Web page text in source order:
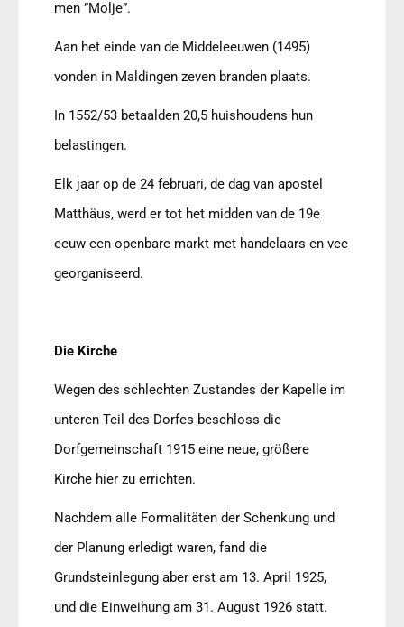
men ”Molje”.
Aan het einde van de Middeleeuwen (1495)
vonden in Maldingen zeven branden plaats.
In 1552/53 betaalden 20,5 huishoudens hun
belastingen.
Elk jaar op de 24 februari, de dag van apostel
Matthäus, werd er tot het midden van de 19e
eeuw een openbare markt met handelaars en vee
georganiseerd.
Die Kirche
Wegen des schlechten Zustandes der Kapelle im
unteren Teil des Dorfes beschloss die
Dorfgemeinschaft 1915 eine neue, größere
Kirche hier zu errichten.
Nachdem alle Formalitäten der Schenkung und
der Planung erledigt waren, fand die
Grundsteinlegung aber erst am 13. April 1925,
und die Einweihung am 31. August 1926 statt.